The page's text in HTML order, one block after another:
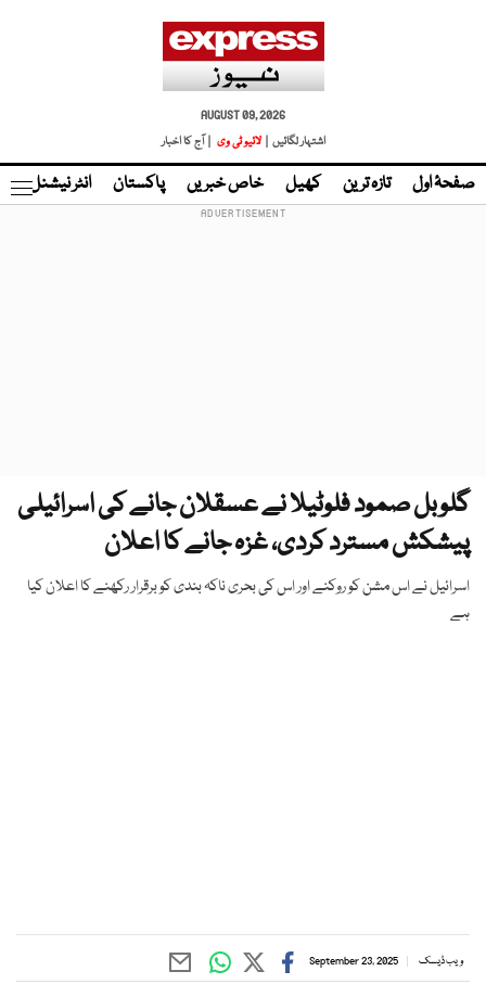
AUGUST 09, 2026
اشتہار لگائیں |
لائیو ٹی وی | آج کا اخبار
صفحۂ اول تازہ ترین کھیل خاص خبریں پاکستان انٹر نیشنل
گلوبل صمود فلوٹیلا نے عسقلان جانے کی اسرائیلی
پیشکش مسترد کردی، غزہ جانے کا اعلان
اسرائیل نے اس مشن کو روکنے اور اس کی بحری ناکہ بندی کو برقرار رکھنے کا اعلان کیا
ہے
ویب ڈیسک September 23, 2025